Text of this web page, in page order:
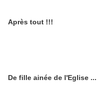
Après tout !!!
De fille ainée de l'Eglise ...